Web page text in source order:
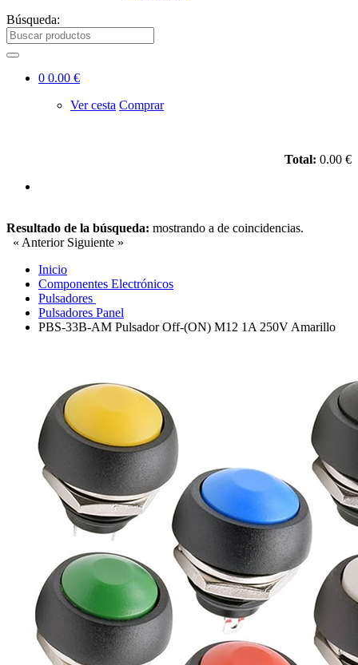
Búsqueda:
0 0.00 €
Ver cesta Comprar
Total: 0.00 €
Resultado de la búsqueda: mostrando a de coincidencias.
« Anterior Siguiente »
Inicio
Componentes Electrónicos
Pulsadores
Pulsadores Panel
PBS-33B-AM Pulsador Off-(ON) M12 1A 250V Amarillo